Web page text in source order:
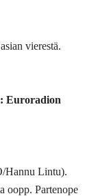
vierestä.
Euroradion
Hannu Lintu).
oopp. Partenope